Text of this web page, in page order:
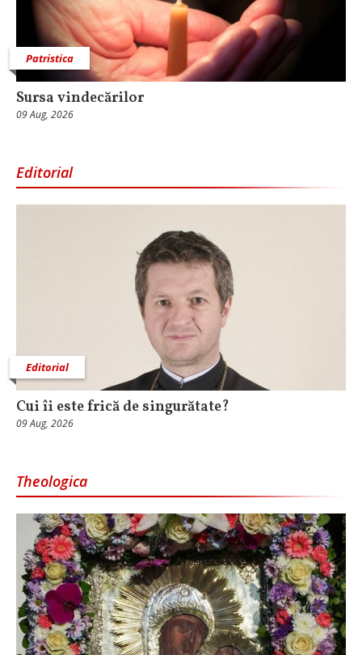
Patristica
Sursa vindecărilor
09 Aug, 2026
Editorial
Editorial
Cui îi este frică de singurătate?
09 Aug, 2026
Theologica